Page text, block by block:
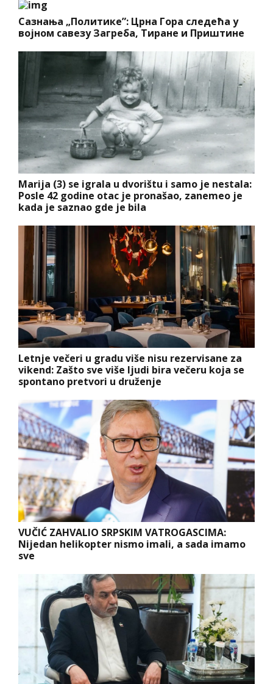
Сазнања „Политике”: Црна Гора следећа у
војном савезу Загреба, Тиране и Приштине
Marija (3) se igrala u dvorištu i samo je nestala:
Posle 42 godine otac je pronašao, zanemeo je
kada je saznao gde je bila
Letnje večeri u gradu više nisu rezervisane za
vikend: Zašto sve više ljudi bira večeru koja se
spontano pretvori u druženje
VUČIĆ ZAHVALIO SRPSKIM VATROGASCIMA:
Nijedan helikopter nismo imali, a sada imamo
sve